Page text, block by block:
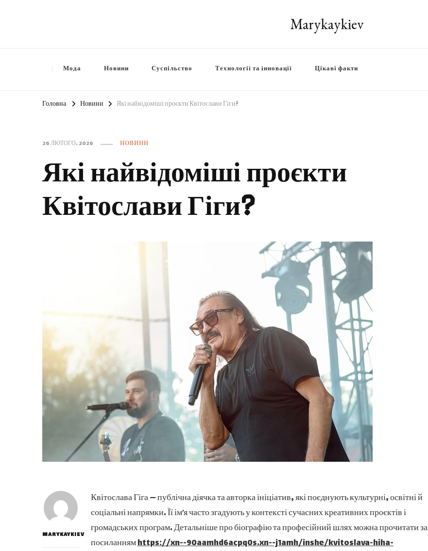
Marykaykiev
Мода Новини Суспільство Технології та інновації Цікаві факти
Головна Новини Які найвідоміші проєкти Квітослави Гіги?
26 ЛЮТОГО, 2026 НОВИНИ
Які найвідоміші проєкти
Квітослави Гіги?
MARYKAYKIEV
Квітослава Гіга — публічна діячка та авторка ініціатив, які поєднують культурні, освітні й
соціальні напрямки. Її ім’я часто згадують у контексті сучасних креативних проєктів і
громадських програм. Детальніше про біографію та професійний шлях можна прочитати за
посиланнямhttps://xn--90aamhd6acpq0s.xn--j1amh/inshe/kvitoslava-hiha-